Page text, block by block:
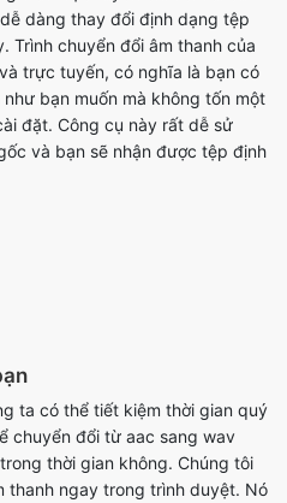
trực tuyến, có nghĩa là bạn có
bạn muốn mà không tốn một
đặt. Công cụ này rất dễ sử
và bạn sẽ nhận được tệp định
chuyển đổi từ aac sang wav
thời gian không. Chúng tôi
ngay trong trình duyệt. Nó
Không cần đăng ký hoặc cài
một bản nhạc từ aac thành